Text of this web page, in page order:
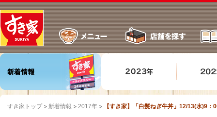
すき家トップ 新着情報 2017年 【すき家】「白髪ねぎ牛丼」12/13(水)9：